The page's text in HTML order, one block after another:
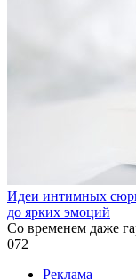
Идеи интимных
до ярких эмоций
Со временем даже
072
Реклама